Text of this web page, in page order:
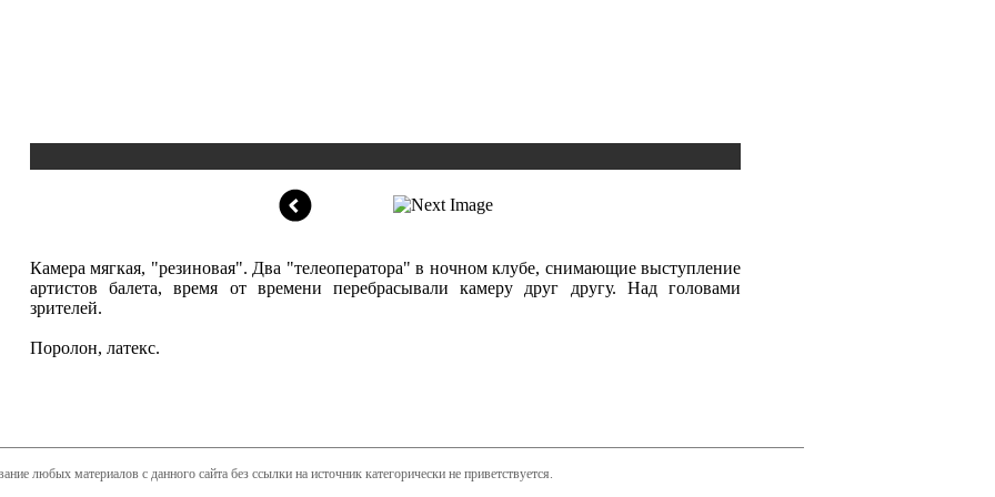
Камера мягкая, "резиновая". Два "телеоператора" в ночном клубе, снимающие выступление
артистов балета, время от времени перебрасывали камеру друг другу. Над головами
зрителей.
Поролон, латекс.
любых материалов с данного сайта без ссылки на источник категорически не приветствуется.